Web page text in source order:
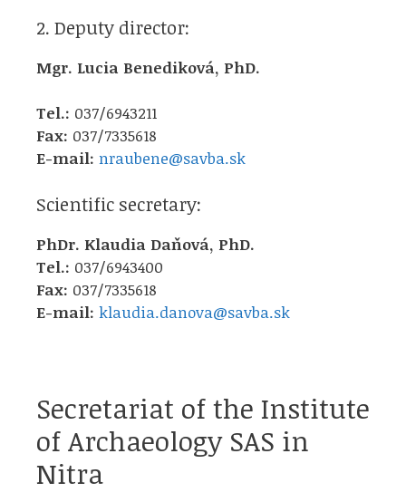
2. Deputy director:
Mgr. Lucia Benediková, PhD.
Tel.: 037/6943211
Fax: 037/7335618
E-mail: nraubene@savba.sk
Scientific secretary:
PhDr. Klaudia Daňová, PhD.
Tel.: 037/6943400
Fax: 037/7335618
E-mail: klaudia.danova@savba.sk
Secretariat of the Institute
of Archaeology SAS in
Nitra